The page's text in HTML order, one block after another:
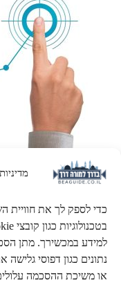
כדי לספק לך את חוויית
למידע במכשירך. מתן
נתונים כגון דפוסי
או משיכת ההסכמה
קבוצות סיור (חלק ב')
הצעות למסלולי סיור
ובהם אתרים ונקודות